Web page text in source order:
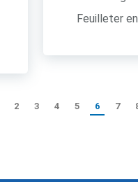
Feuilleter
2 3 4 5 6 7